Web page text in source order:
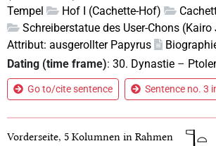
Tempel
Hof I (Cachette-Hof)
Schreiberstatue des User-Chons (Kairo
Attribut: ausgerollter Papyrus
Dating (time frame): 30. Dynastie –
Go to/cite sentence Sentence no. 3
Vorderseite, 5 Kolumnen in Rahmen